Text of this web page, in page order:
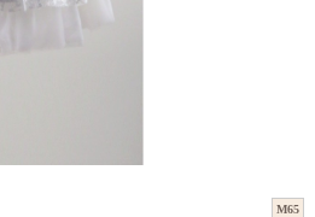
M65